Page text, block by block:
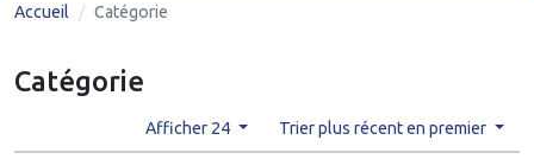
Accueil Catégorie
Catégorie
Afficher 24 Trier plus récent en premier